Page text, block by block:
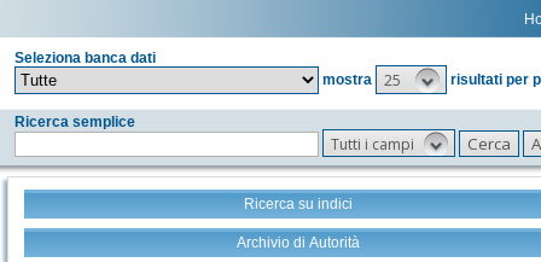
Seleziona banca dati
mostra
25 risultati per
Ricerca semplice
Tutti i campi
Ricerca su indici
Archivio di Autorità